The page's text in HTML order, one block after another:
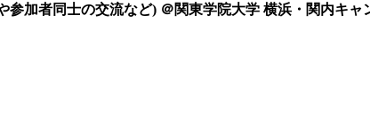
加者同士の交流など) ＠関東学院大学 横浜・関内キャ